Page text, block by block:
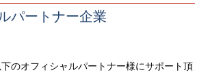
パートナー企業
のオフィシャルパートナー様にサポート頂